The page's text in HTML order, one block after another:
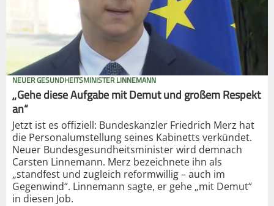
NEUER GESUNDHEITSMINISTER LINNEMANN
„Gehe diese Aufgabe mit Demut und großem Respekt
an“
Jetzt ist es offiziell: Bundeskanzler Friedrich Merz hat
die Personalumstellung seines Kabinetts verkündet.
Neuer Bundesgesundheitsminister wird demnach
Carsten Linnemann. Merz bezeichnete ihn als
„standfest und zugleich reformwillig – auch im
Gegenwind“. Linnemann sagte, er gehe „mit Demut“
in diesen Job.